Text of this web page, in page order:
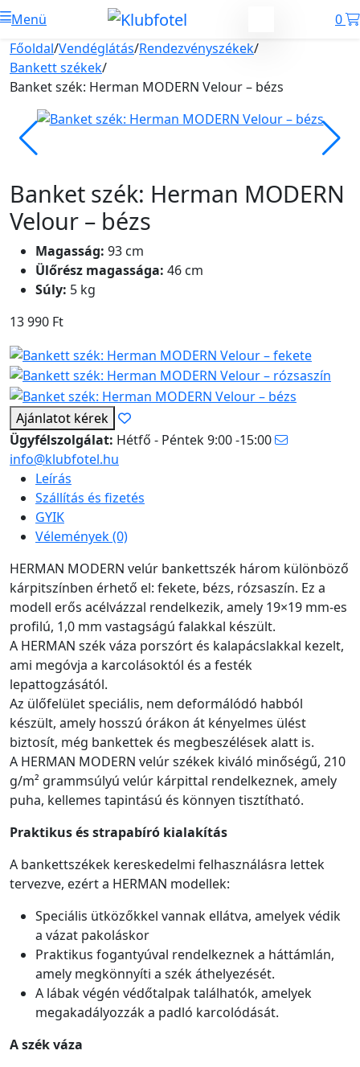
Menü
0
Főoldal/Vendéglátás/Rendezvényszékek/
Bankett székek/
Banket szék: Herman MODERN Velour – bézs
Banket szék: Herman MODERN
Velour – bézs
Magasság: 93 cm
Ülőrész magassága: 46 cm
Súly: 5 kg
13 990 Ft
Ajánlatot kérek
Ügyfélszolgálat: Hétfő - Péntek 9:00 -15:00
info@klubfotel.hu
Leírás
Szállítás és fizetés
GYIK
Vélemények (0)
HERMAN MODERN velúr bankettszék három különböző
kárpitszínben érhető el: fekete, bézs, rózsaszín. Ez a
modell erős acélvázzal rendelkezik, amely 19×19 mm-es
profilú, 1,0 mm vastagságú falakkal készült.
A HERMAN szék váza porszórt és kalapácslakkal kezelt,
ami megóvja a karcolásoktól és a festék
lepattogzásától.
Az ülőfelület speciális, nem deformálódó habból
készült, amely hosszú órákon át kényelmes ülést
biztosít, még bankettek és megbeszélések alatt is.
A HERMAN MODERN velúr székek kiváló minőségű, 210
g/m² grammsúlyú velúr kárpittal rendelkeznek, amely
puha, kellemes tapintású és könnyen tisztítható.
Praktikus és strapabíró kialakítás
A bankettszékek kereskedelmi felhasználásra lettek
tervezve, ezért a HERMAN modellek:
Speciális ütközőkkel vannak ellátva, amelyek védik
a vázat pakoláskor
Praktikus fogantyúval rendelkeznek a háttámlán,
amely megkönnyíti a szék áthelyezését.
A lábak végén védőtalpak találhatók, amelyek
megakadályozzák a padló karcolódását.
A szék váza